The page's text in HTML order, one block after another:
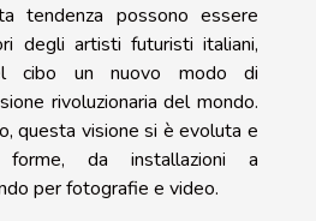
tendenza possono essere
degli artisti futuristi italiani,
cibo un nuovo modo di
rivoluzionaria del mondo.
questa visione si è evoluta e
da installazioni a
per fotografie e video.